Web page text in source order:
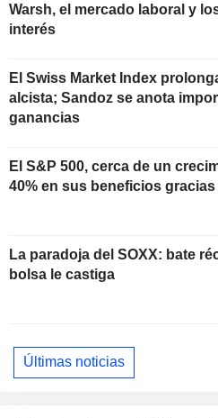
Warsh, el mercado laboral y
interés
El Swiss Market Index
alcista; Sandoz se anota
ganancias
El S&P 500, cerca de un
40% en sus beneficios
La paradoja del SOXX: bate
bolsa le castiga
Últimas noticias